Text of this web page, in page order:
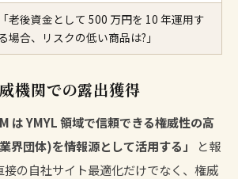
「老後資金として 500 万円を 10 年運用す
場合、リスクの低い商品は?」
機関での露出獲得
は YMYL 領域で信頼できる権威性の高
界団体)を情報源として活用する」
と報
接の自社サイト最適化だけでなく、権威